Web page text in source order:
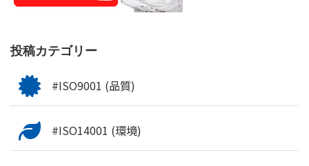
投稿カテゴリー
#ISO9001 (品質)
#ISO14001 (環境)